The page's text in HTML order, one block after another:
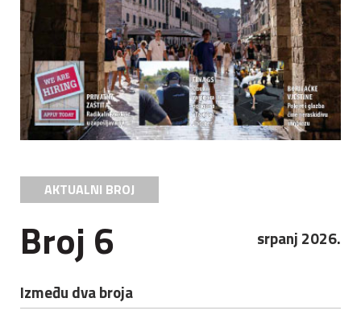
AKTUALNI BROJ
Broj 6 srpanj 2026.
Između dva broja